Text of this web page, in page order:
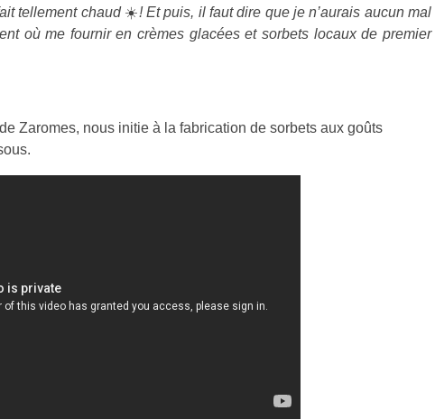
tellement chaud ☀️!Et puis, il faut dire que je n’aurais aucun mal
où me fournir en crèmes glacées et sorbets locaux de premier
Zaromes, nous initie à la fabrication de sorbets aux goûts